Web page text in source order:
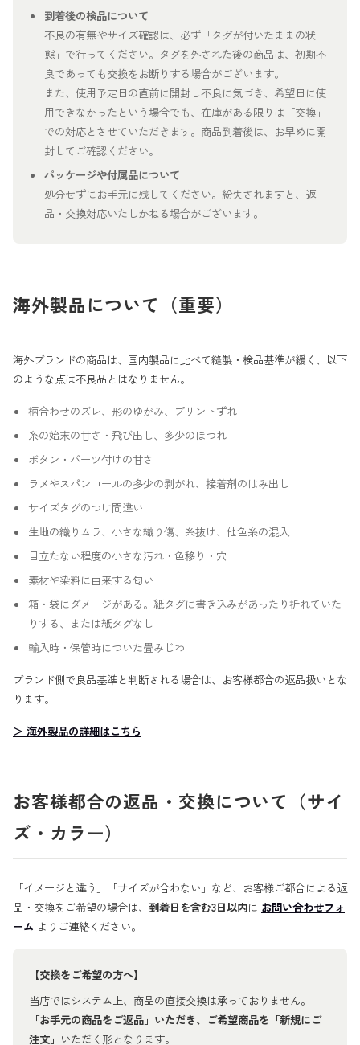
到着後の検品について
不良の有無やサイズ確認は、必ず「タグが付いたままの状
態」で行ってください。タグを外された後の商品は、初期不
良であっても交換をお断りする場合がございます。
また、使用予定日の直前に開封し不良に気づき、希望日に使
用できなかったという場合でも、在庫がある限りは「交換」
での対応とさせていただきます。商品到着後は、お早めに開
封してご確認ください。
パッケージや付属品について
処分せずにお手元に残してください。紛失されますと、返
品・交換対応いたしかねる場合がございます。
海外製品について（重要）
海外ブランドの商品は、国内製品に比べて縫製・検品基準が緩く、以下
のような点は不良品とはなりません。
柄合わせのズレ、形のゆがみ、プリントずれ
糸の始末の甘さ・飛び出し、多少のほつれ
ボタン・パーツ付けの甘さ
ラメやスパンコールの多少の剥がれ、接着剤のはみ出し
サイズタグのつけ間違い
生地の織りムラ、小さな織り傷、糸抜け、他色糸の混入
目立たない程度の小さな汚れ・色移り・穴
素材や染料に由来する匂い
箱・袋にダメージがある。紙タグに書き込みがあったり折れていた
りする、または紙タグなし
輸入時・保管時についた畳みじわ
ブランド側で良品基準と判断される場合は、お客様都合の返品扱いとな
ります。
＞ 海外製品の詳細はこちら
お客様都合の返品・交換について（サイ
ズ・カラー）
「イメージと違う」「サイズが合わない」など、お客様ご都合による返
品・交換をご希望の場合は、 到着日を含む3日以内に お問い合わせフォ
ーム よりご連絡ください。
【交換をご希望の方へ】
当店ではシステム上、商品の直接交換は承っておりません。
「お手元の商品をご返品」いただき、ご希望商品を「新規にご
注文」 いただく形となります。